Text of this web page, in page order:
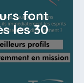
font
les 30